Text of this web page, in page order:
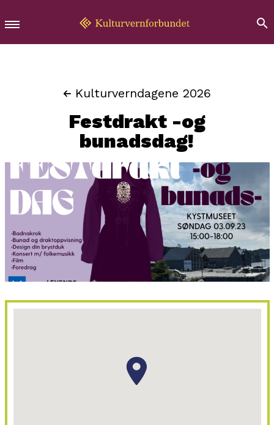
Kulturverndagene 2026
Festdrakt -og
bunadsdag!